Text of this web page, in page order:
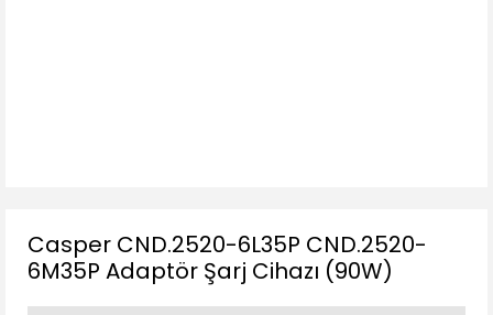
Casper CND.2520-6L35P CND.2520-
6M35P Adaptör Şarj Cihazı (90W)